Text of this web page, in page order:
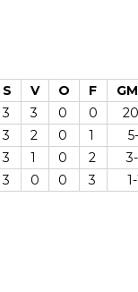
S V O F
3 3 0 0
3 2 0 1
3 1 0 2
3 0 0 3